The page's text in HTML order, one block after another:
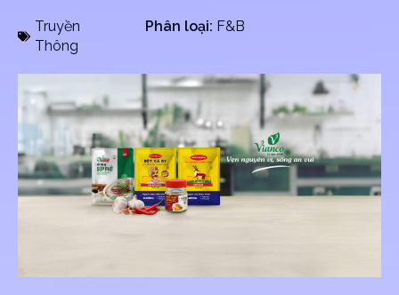
Truyền
Thông
Phân loại: F&B